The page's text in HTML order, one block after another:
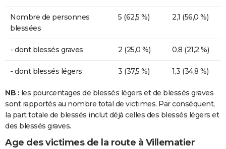
Nombre de personnes
blessées
5 (62,5 %) 2,1 (56,0 %)
- dont blessés graves 2 (25,0 %) 0,8 (21,2 %)
- dont blessés légers 3 (37,5 %) 1,3 (34,8 %)
NB : les pourcentages de blessés légers et de blessés graves
sont rapportés au nombre total de victimes. Par conséquent,
la part totale de blessés inclut déjà celles des blessés légers et
des blessés graves.
Age des victimes de la route à Villematier